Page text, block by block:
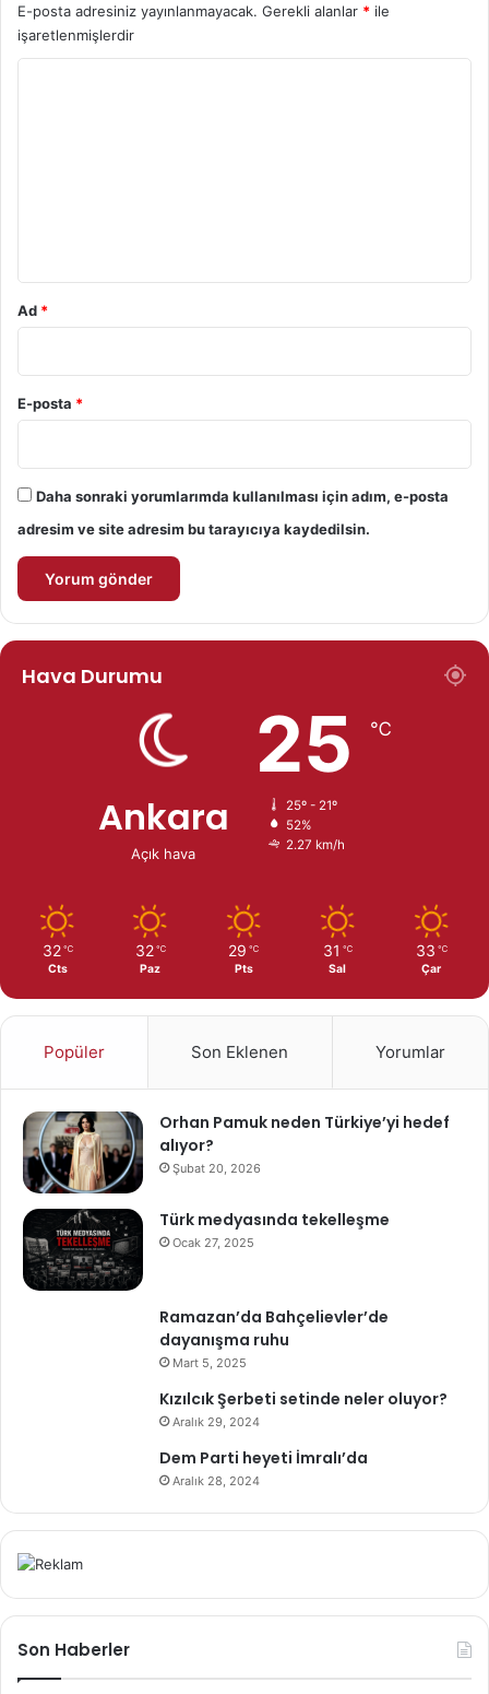
E-posta adresiniz yayınlanmayacak. Gerekli alanlar * ile
işaretlenmişlerdir
Ad *
E-posta *
Daha sonraki yorumlarımda kullanılması için adım, e-posta
adresim ve site adresim bu tarayıcıya kaydedilsin.
Hava Durumu
Ankara
Açık hava
25 ℃
25º - 21º
52%
2.27 km/h
32 ℃
Cts
32 ℃
Paz
29 ℃
Pts
31 ℃
Sal
33 ℃
Çar
Popüler Son Eklenen Yorumlar
Orhan Pamuk neden Türkiye’yi hedef
alıyor?
Şubat 20, 2026
Türk medyasında tekelleşme
Ocak 27, 2025
Ramazan’da Bahçelievler’de
dayanışma ruhu
Mart 5, 2025
Kızılcık Şerbeti setinde neler oluyor?
Aralık 29, 2024
Dem Parti heyeti İmralı’da
Aralık 28, 2024
Son Haberler